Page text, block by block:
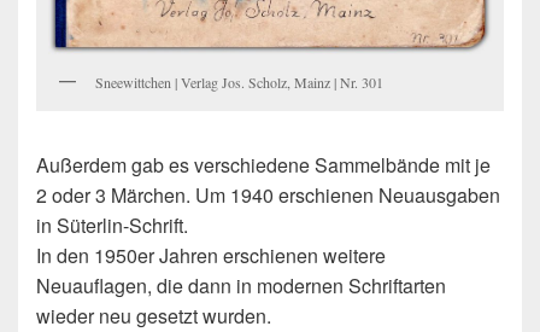
Sneewittchen | Verlag Jos. Scholz, Mainz | Nr. 301
Außerdem gab es verschiedene Sammelbände mit je
2 oder 3 Märchen. Um 1940 erschienen Neuausgaben
in Süterlin-Schrift.
In den 1950er Jahren erschienen weitere
Neuauflagen, die dann in modernen Schriftarten
wieder neu gesetzt wurden.